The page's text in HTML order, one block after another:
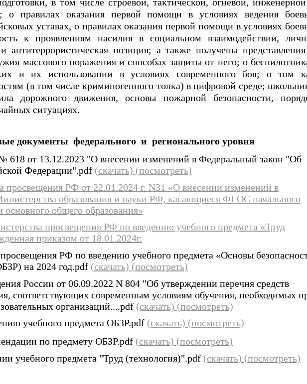
о правилах оказания первой помощи в условиях ведения
уставах, о правилах оказания первой помощи в условиях
к проявлениям насилия в социальном взаимодействии,
и антитеррористическая позиция; а также получены
массового поражения и способах защиты от него; о
и их использовании в условиях современного боя; о том
(в том числе криминогенного толка) в цифровой среде;
дорожного движения, основы пожарной безопасности,
ситуациях.
документы федерального и регионального уровня
618 от 13.12.2023 "О внесении изменений в Федеральный закон "Об
Федерации".pdf (скачать) (посмотреть)
просвещения РФ от 22.01.2024 г. N31 «О внесении изменений в
образования и науки РФ, касающиеся ФГОС начального
основного общего образования»
просвещения РФ по введению учебного предмета «Труд
приказом от 18.01.2024г.
РФ по введению учебного предмета «Основы
на 2024 год.pdf (скачать) (посмотреть)
России от 06.09.2022 N 804 "Об утверждении перечня средств
соответствующих современным условиям обучения, необходимых
организаций....pdf (скачать) (посмотреть)
учебного предмета ОБЗР.pdf (скачать) (посмотреть)
по предмету ОБЗР.pdf (скачать) (посмотреть)
учебного предмета "Труд (технология)".pdf (скачать) (посмотреть)